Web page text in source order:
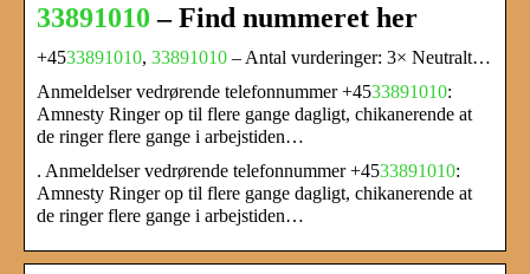
33891010 – Find nummeret her
+4533891010, 33891010 – Antal vurderinger: 3× Neutralt…
Anmeldelser vedrørende telefonnummer +4533891010:
Amnesty Ringer op til flere gange dagligt, chikanerende at
de ringer flere gange i arbejstiden…
. Anmeldelser vedrørende telefonnummer +4533891010:
Amnesty Ringer op til flere gange dagligt, chikanerende at
de ringer flere gange i arbejstiden…